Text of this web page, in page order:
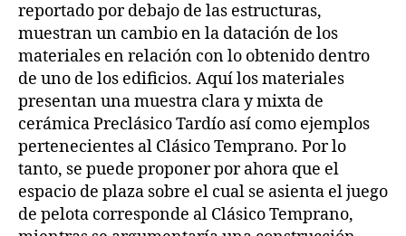
reportado por debajo de las estructuras,
muestran un cambio en la datación de los
materiales en relación con lo obtenido dentro
de uno de los edificios. Aquí los materiales
presentan una muestra clara y mixta de
cerámica Preclásico Tardío así como ejemplos
pertenecientes al Clásico Temprano. Por lo
tanto, se puede proponer por ahora que el
espacio de plaza sobre el cual se asienta el juego
de pelota corresponde al Clásico Temprano,